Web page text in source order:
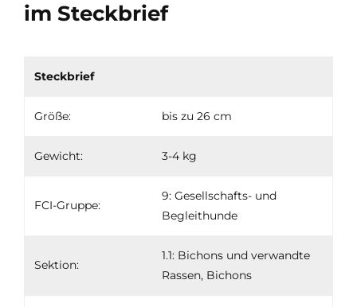
im Steckbrief
Steckbrief
Größe: bis zu 26 cm
Gewicht: 3-4 kg
FCI-Gruppe:
9: Gesellschafts- und
Begleithunde
Sektion:
1.1: Bichons und verwandte
Rassen, Bichons